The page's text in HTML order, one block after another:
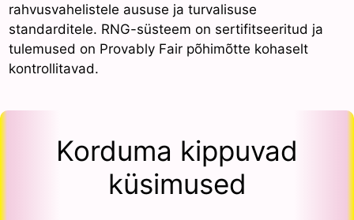
rahvusvahelistele aususe ja turvalisuse
standarditele. RNG-süsteem on sertifitseeritud ja
tulemused on Provably Fair põhimõtte kohaselt
kontrollitavad.
Korduma kippuvad
küsimused